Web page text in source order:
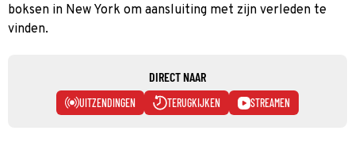
boksen in New York om aansluiting met zijn verleden te
vinden.
DIRECT NAAR
UITZENDINGEN TERUGKIJKEN STREAMEN